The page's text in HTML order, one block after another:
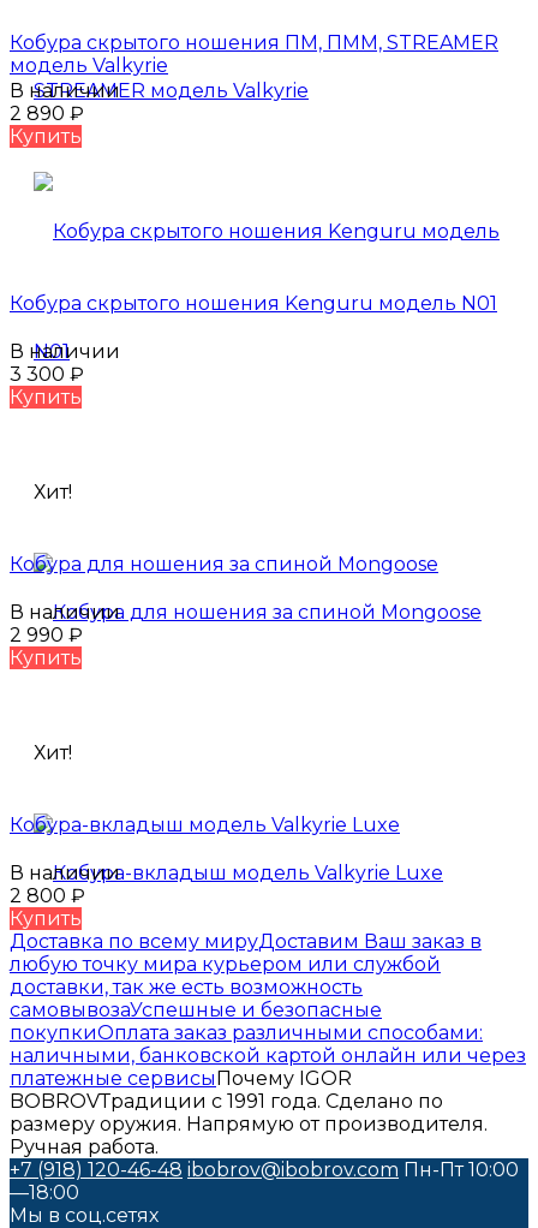
Кобура скрытого ношения ПМ, ПММ, STREAMER
модель Valkyrie
В наличии
2 890 ₽
Купить
Кобура скрытого ношения Kenguru модель N01
В наличии
3 300 ₽
Купить
Хит!
Кобура для ношения за спиной Mongoose
В наличии
2 990 ₽
Купить
Хит!
Кобура-вкладыш модель Valkyrie Luxe
В наличии
2 800 ₽
Купить
Доставка по всему мируДоставим Ваш заказ в
любую точку мира курьером или службой
доставки, так же есть возможность
самовывозаУспешные и безопасные
покупкиОплата заказ различными способами:
наличными, банковской картой онлайн или через
платежные сервисыПочему IGOR
BOBROVТрадиции с 1991 года. Сделано по
размеру оружия. Напрямую от производителя.
Ручная работа.
+7 (918) 120-46-48 ibobrov@ibobrov.com Пн-Пт 10:00
—18:00
Мы в соц.сетях